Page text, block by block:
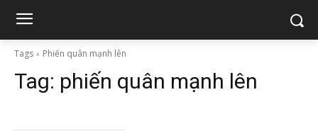
Tags Phiến quân mạnh lên
Tag: phiến quân mạnh lên